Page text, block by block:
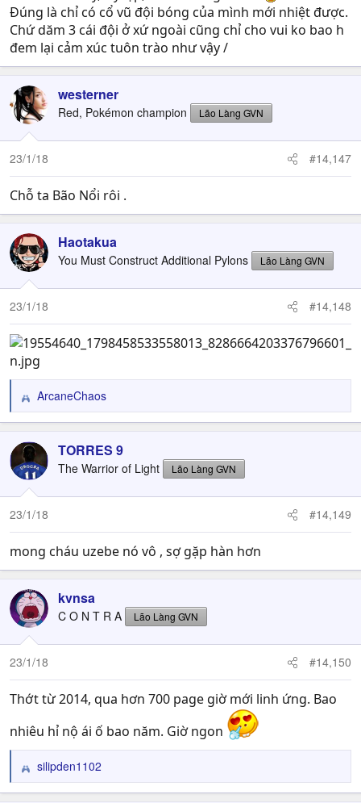
Đúng là chỉ có cổ vũ đội bóng của mình mới nhiệt được.
Chứ dăm 3 cái đội ở xứ ngoài cũng chỉ cho vui ko bao h
đem lại cảm xúc tuôn trào như vậy /
westerner
Red, Pokémon champion Lão Làng GVN
23/1/18 #14,147
Chỗ ta Bão Nổi rôi .
Haotakua
You Must Construct Additional Pylons Lão Làng GVN
23/1/18 #14,148
R
e
c
t
i
o
n
ArcaneChaos
TORRES 9
The Warrior of Light Lão Làng GVN
23/1/18 #14,149
mong cháu uzebe nó vô , sợ gặp hàn hơn
kvnsa
C O N T R A Lão Làng GVN
23/1/18 #14,150
Thớt từ 2014, qua hơn 700 page giờ mới linh ứng. Bao
nhiêu hỉ nộ ái ố bao năm. Giờ ngon
R
e
silipden1102